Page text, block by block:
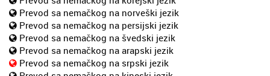
Prevod sa nemačkog na norveški jezik
Prevod sa nemačkog na persijski jezik
Prevod sa nemačkog na švedski jezik
Prevod sa nemačkog na arapski jezik
Prevod sa nemačkog na srpski jezik